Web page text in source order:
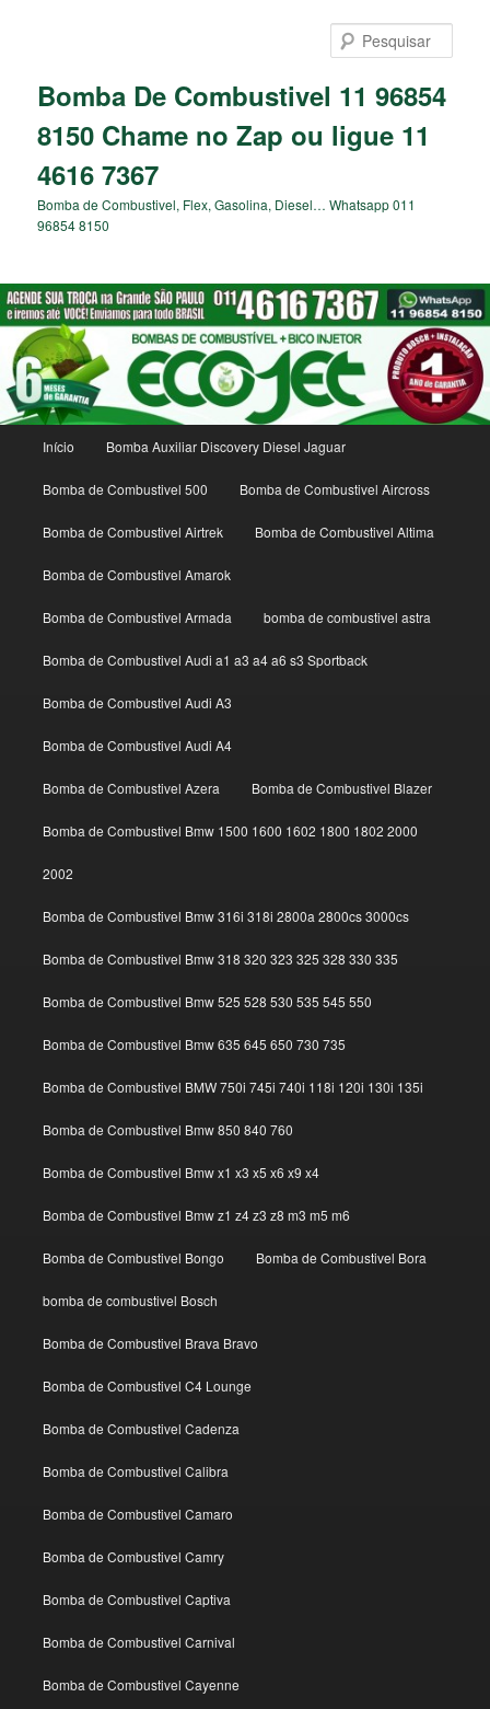
principalBomba De Combustivel 11 96854
8150 Chame no Zap ou ligue 11
4616 7367
Bomba de Combustivel, Flex, Gasolina, Diesel… Whatsapp 011
96854 8150
principal
Início Bomba Auxiliar Discovery Diesel Jaguar
Bomba de Combustivel 500 Bomba de Combustivel Aircross
Bomba de Combustivel Airtrek Bomba de Combustivel Altima
Bomba de Combustivel Amarok
Bomba de Combustivel Armada bomba de combustivel astra
Bomba de Combustivel Audi a1 a3 a4 a6 s3 Sportback
Bomba de Combustivel Audi A3
Bomba de Combustivel Audi A4
Bomba de Combustivel Azera Bomba de Combustivel Blazer
Bomba de Combustivel Bmw 1500 1600 1602 1800 1802 2000
2002
Bomba de Combustivel Bmw 316i 318i 2800a 2800cs 3000cs
Bomba de Combustivel Bmw 318 320 323 325 328 330 335
Bomba de Combustivel Bmw 525 528 530 535 545 550
Bomba de Combustivel Bmw 635 645 650 730 735
Bomba de Combustivel BMW 750i 745i 740i 118i 120i 130i 135i
Bomba de Combustivel Bmw 850 840 760
Bomba de Combustivel Bmw x1 x3 x5 x6 x9 x4
Bomba de Combustivel Bmw z1 z4 z3 z8 m3 m5 m6
Bomba de Combustivel Bongo Bomba de Combustivel Bora
bomba de combustivel Bosch
Bomba de Combustivel Brava Bravo
Bomba de Combustivel C4 Lounge
Bomba de Combustivel Cadenza
Bomba de Combustivel Calibra
Bomba de Combustivel Camaro
Bomba de Combustivel Camry
Bomba de Combustivel Captiva
Bomba de Combustivel Carnival
Bomba de Combustivel Cayenne